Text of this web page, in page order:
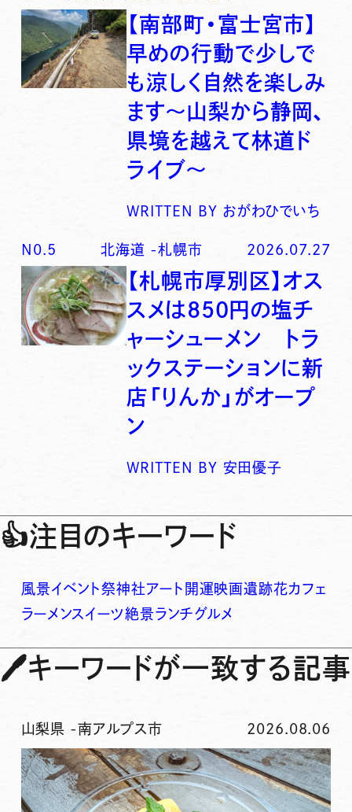
【南部町・富士宮市】
早めの行動で少しで
も涼しく自然を楽しみ
ます〜山梨から静岡、
県境を越えて林道ド
ライブ〜
WRITTEN BY おがわひでいち
N0. 5 北海道 -札幌市 2026.07.27
【札幌市厚別区】オス
スメは850円の塩チ
ャーシューメン トラ
ックステーションに新
店「りんか」がオープ
ン
WRITTEN BY 安田優子
👍注目のキーワード
風景イベント祭神社アート 開運映画遺跡花カフェ
ラーメンスイーツ絶景ランチグルメ
🖊キーワードが一致する記事
山梨県 -南アルプス市 2026.08.06